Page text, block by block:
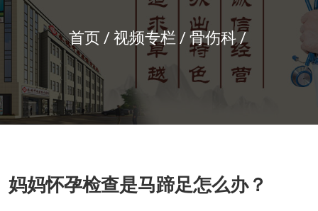
首页 视频专栏 骨伤科
妈妈怀孕检查是马蹄足怎么办？